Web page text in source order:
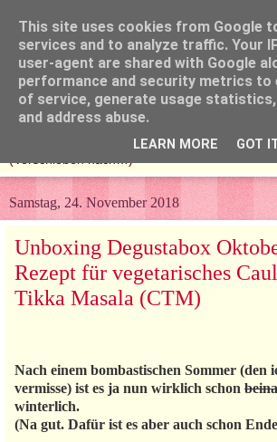
Samstag, 24. November 2018
Unboxing Degustabox
Rezept für vegetarisches
Tikka Masala (CTM)
Nach einem bombastischen Sommer (den
vermisse) ist es ja nun wirklich schon
winterlich.
(Na gut. Dafür ist es aber auch schon
This site uses cookies from Google
services and to analyze traffic. Your
user-agent are shared with Google
performance and security metrics to
of service, generate usage
and address abuse.
LEARN MORE GOT